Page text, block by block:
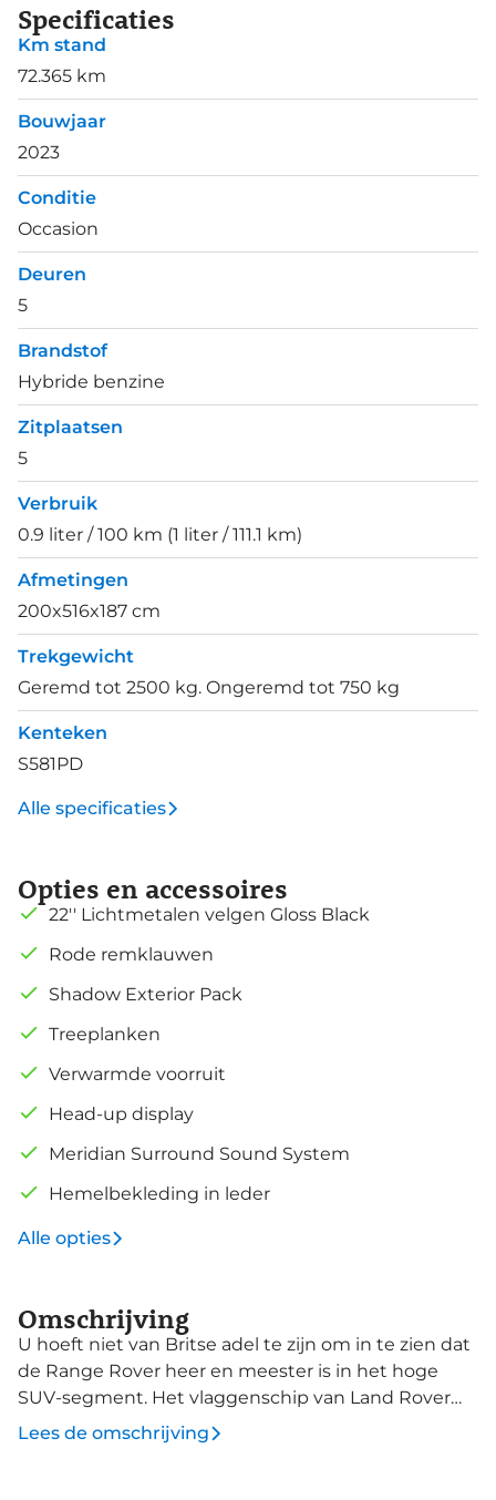
Specificaties
Km stand
72.365 km
Bouwjaar
2023
Conditie
Occasion
Deuren
5
Brandstof
Hybride benzine
Zitplaatsen
5
Verbruik
0.9 liter / 100 km (1 liter / 111.1 km)
Afmetingen
200x516x187 cm
Trekgewicht
Geremd tot 2500 kg. Ongeremd tot 750 kg
Kenteken
S581PD
Alle specificaties
Opties en accessoires
22'' Lichtmetalen velgen Gloss Black
Rode remklauwen
Shadow Exterior Pack
Treeplanken
Verwarmde voorruit
Head-up display
Meridian Surround Sound System
Hemelbekleding in leder
Alle opties
Omschrijving
U hoeft niet van Britse adel te zijn om in te zien dat
de Range Rover heer en meester is in het hoge
SUV-segment. Het vlaggenschip van Land Rover
heeft zich door de jaren heen ontwikkeld tot een
Lees de omschrijving